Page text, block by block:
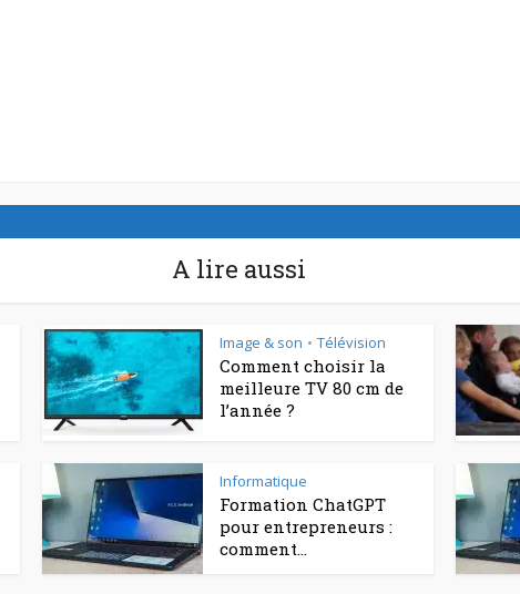
A lire aussi
Image & son • Télévision
Comment choisir la
meilleure TV 80 cm de
l’année ?
Informatique
Formation ChatGPT
pour entrepreneurs :
comment...